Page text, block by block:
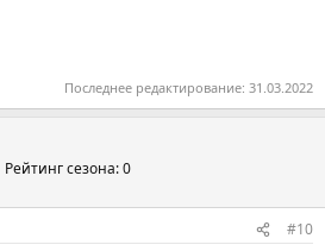
Последнее редактирование: 31.03.2022
Рейтинг сезона: 0
#10